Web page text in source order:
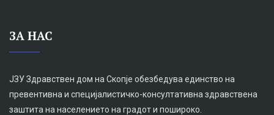
ЗА НАС
ЈЗУ Здравствен дом на Скопје обезбедува единство на
превентивна и специјалистичко-консултативна здравствена
заштита на населението на градот и пошироко.